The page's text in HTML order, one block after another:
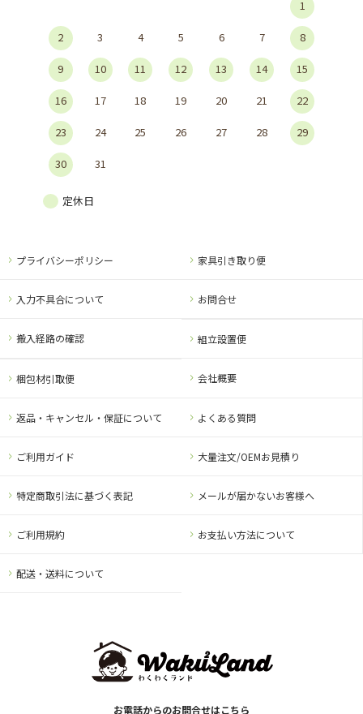
1
2 3 4 5 6 7 8
9 10 11 12 13 14 15
16 17 18 19 20 21 22
23 24 25 26 27 28 29
30 31
定休日
お電話からのお問合せはこちら
組立設置便
ご利用ガイド
ご利用規約
会社概要
大量注文/OEMお見積り
お支払い方法について
よくある質問
特定商取引法に基づく表記
配送・送料について
梱包材引取便
メールが届かないお客様へ
返品・キャンセル・保証について
プライバシーポリシー 家具引き取り便
入力不具合について お問合せ
搬入経路の確認